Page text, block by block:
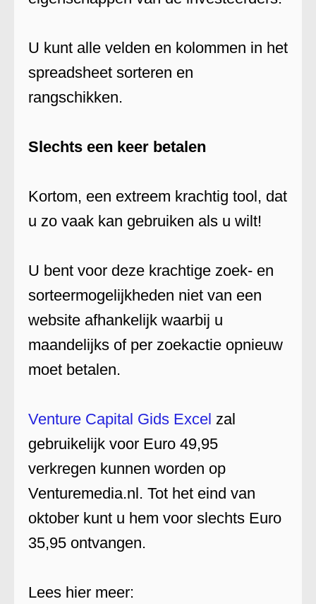
U kunt alle velden en kolommen in het
spreadsheet sorteren en
rangschikken.
Slechts een keer betalen
Kortom, een extreem krachtig tool, dat
u zo vaak kan gebruiken als u wilt!
U bent voor deze krachtige zoek- en
sorteermogelijkheden niet van een
website afhankelijk waarbij u
maandelijks of per zoekactie opnieuw
moet betalen.
Venture Capital Gids Excel zal
gebruikelijk voor Euro 49,95
verkregen kunnen worden op
Venturemedia.nl. Tot het eind van
oktober kunt u hem voor slechts Euro
35,95 ontvangen.
Lees hier meer: